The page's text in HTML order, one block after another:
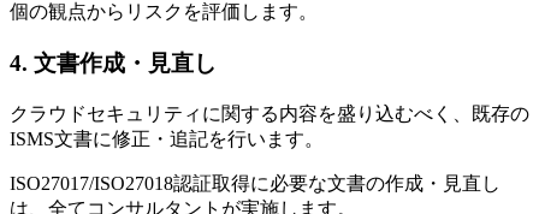
個の観点からリスクを評価します。
4. 文書作成・見直し
クラウドセキュリティに関する内容を盛り込むべく、既存の
ISMS文書に修正・追記を行います。
ISO27017/ISO27018認証取得に必要な文書の作成・見直し
は、全てコンサルタントが実施します。